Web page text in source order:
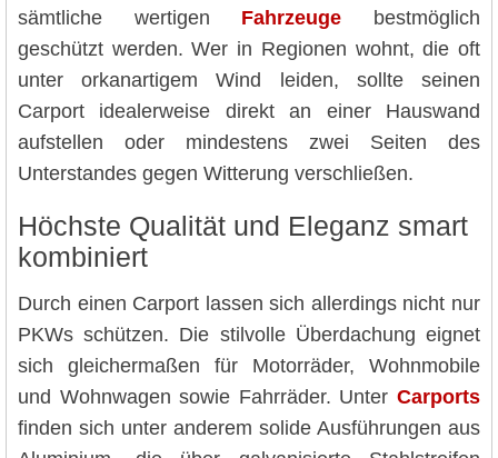
sämtliche wertigen Fahrzeuge bestmöglich
geschützt werden. Wer in Regionen wohnt, die oft
unter orkanartigem Wind leiden, sollte seinen
Carport idealerweise direkt an einer Hauswand
aufstellen oder mindestens zwei Seiten des
Unterstandes gegen Witterung verschließen.
Höchste Qualität und Eleganz smart
kombiniert
Durch einen Carport lassen sich allerdings nicht nur
PKWs schützen. Die stilvolle Überdachung eignet
sich gleichermaßen für Motorräder, Wohnmobile
und Wohnwagen sowie Fahrräder. Unter Carports
finden sich unter anderem solide Ausführungen aus